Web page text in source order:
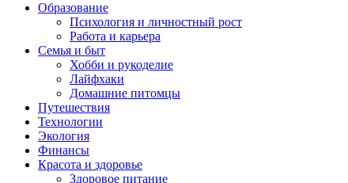
Образование
Психология и личностный рост
Работа и карьера
Семья и быт
Хобби и рукоделие
Лайфхаки
Домашние питомцы
Путешествия
Технологии
Экология
Финансы
Красота и здоровье
Здоровое питание